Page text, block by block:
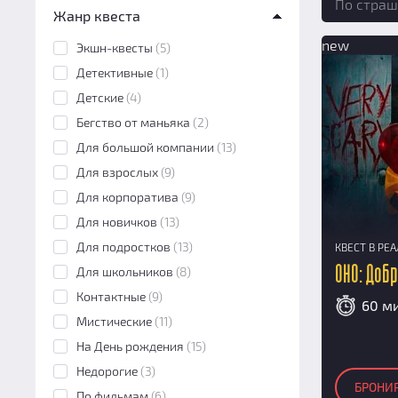
Перформанс
Жанр квеста
Экшн-квесты (5)
Детективные (1)
Детские (4)
Бегство от маньяка (2)
Для большой компании (13)
Для взрослых (9)
Для корпоратива (9)
Для новичков (13)
Для подростков (13)
Для школьников (8)
Контактные (9)
Мистические (11)
На День рождения (15)
Недорогие (3)
По
new
КВЕСТ В
ОНО:
60